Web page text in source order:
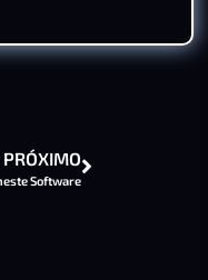
PRÓXIMO
Software